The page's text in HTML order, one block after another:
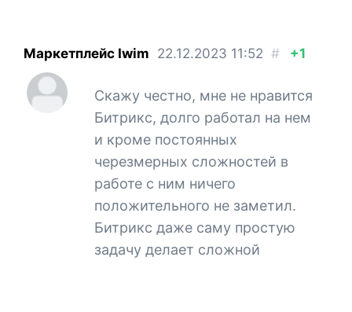
Маркетплейс Iwim 22.12.2023 11:52 # +1
Скажу честно, мне не нравится
Битрикс, долго работал на нем
и кроме постоянных
черезмерных сложностей в
работе с ним ничего
положительного не заметил.
Битрикс даже саму простую
задачу делает сложной